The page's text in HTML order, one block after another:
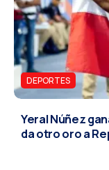
DEPORTES
Yeral Núñez
da otro oro a